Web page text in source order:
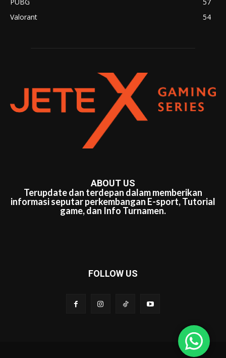
Valorant
54
ABOUT US
Terupdate dan terdepan dalam memberikan
informasi seputar perkembangan E-sport, Tutorial
game, dan Info Turnamen.
FOLLOW US